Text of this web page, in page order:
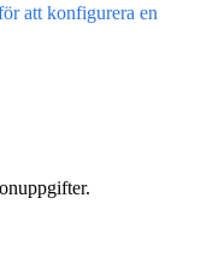
att konfigurera en